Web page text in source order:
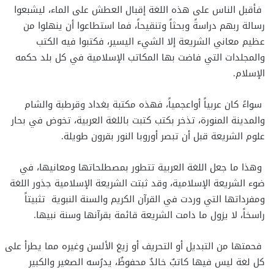
فأقبل الناس على هذه اللغة إقبال العطش على الماء، ليشبعوا
رسالة ربهم دراسةً وبحثاً وتنقيحاً، فما استطاعوا أن ينهلوا من
عظيم معاني الشريعة إلا الشيء اليسير، فكتبوا فيه الكتب
والمجلدات التي فاضت بها المكاتب الإسلامية في كل بلد حكمه
الإسلام.
سواءً كان عربياً أواعجمياً، فهذه مكتبة بغداد وقرطبة والشام
والمدينة المنورة، تذخر بكتب كتبت باللغة العربية، تخوض في بحار
علوم الشريعة قبل أن تبصر أوروبا النور بقرون طويلة.
وهذا ما جعل اللغة العربية تتطور بمصطلحاتها ومعانيها، في
ضوء الشريعة الإسلامية، وقد ثبتت الشريعة الإسلامية جذور اللغة
ومفرداتها التي وردت في القرآن الكريم والسنة النبوية تثبيتاً
راسخاً، لا يزول ما دامت الشريعة قائمة بقرآنها وسنة نبيها.
فحمتها من التبديل أو التحريف أو زيغ الألسن وغيره مما يطرأ على
كل لغة ليس فيها كاتبٌ خالدٌ محفوظٌ، يدرُسه الصغير والكبير